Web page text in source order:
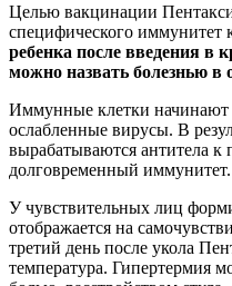
Целью вакцинации
специфического иммунитет
ребенка после введения в
можно назвать болезнью в
Иммунные клетки начинают
ослабленные вирусы. В
вырабатываются антитела к
долговременный иммунитет.
У чувствительных лиц
отображается на
третий день после укола
температура. Гипертермия